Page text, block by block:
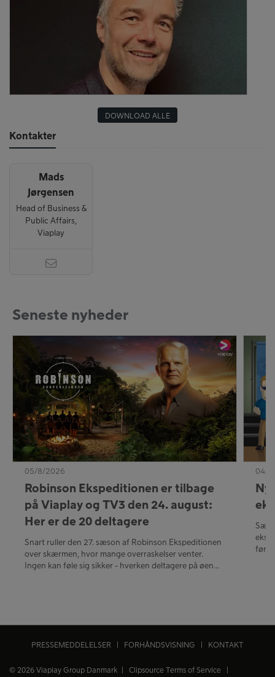
DOWNLOAD ALLE
Kontakter
Mads
Jørgensen
Head of Business &
Public Affairs,
Viaplay
Seneste nyheder
05/8/2026
Robinson Ekspeditionen er tilbage
på Viaplay og TV3 den 24. august:
Her er de 20 deltagere
Snart ruller den 27. sæson af Robinson Ekspeditionen
over skærmen, hvor mange overraskelser venter.
Ingen kan føle sig sikker - hverken deltagere på øen
04/
PRESSEMEDDELELSER FORHÅNDSVISNING KONTAKT
© 2026 Viaplay Group Danmark | Clipsource Terms of Service